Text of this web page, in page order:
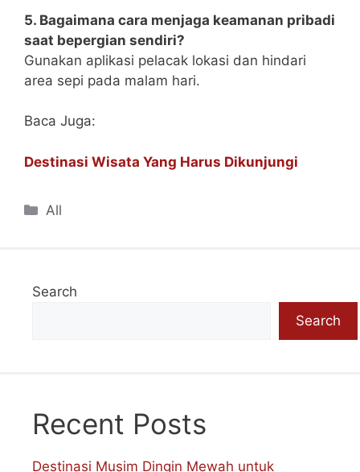
5. Bagaimana cara menjaga keamanan pribadi
saat bepergian sendiri?
Gunakan aplikasi pelacak lokasi dan hindari
area sepi pada malam hari.
Baca Juga:
Destinasi Wisata Yang Harus Dikunjungi
Categories
All
Search
Search
Recent Posts
Destinasi Musim Dingin Mewah untuk